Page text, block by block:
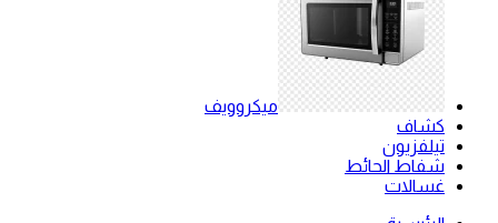
ميكروويف
كشاف
تيلفزيون
شفاط الحائط
غسالات